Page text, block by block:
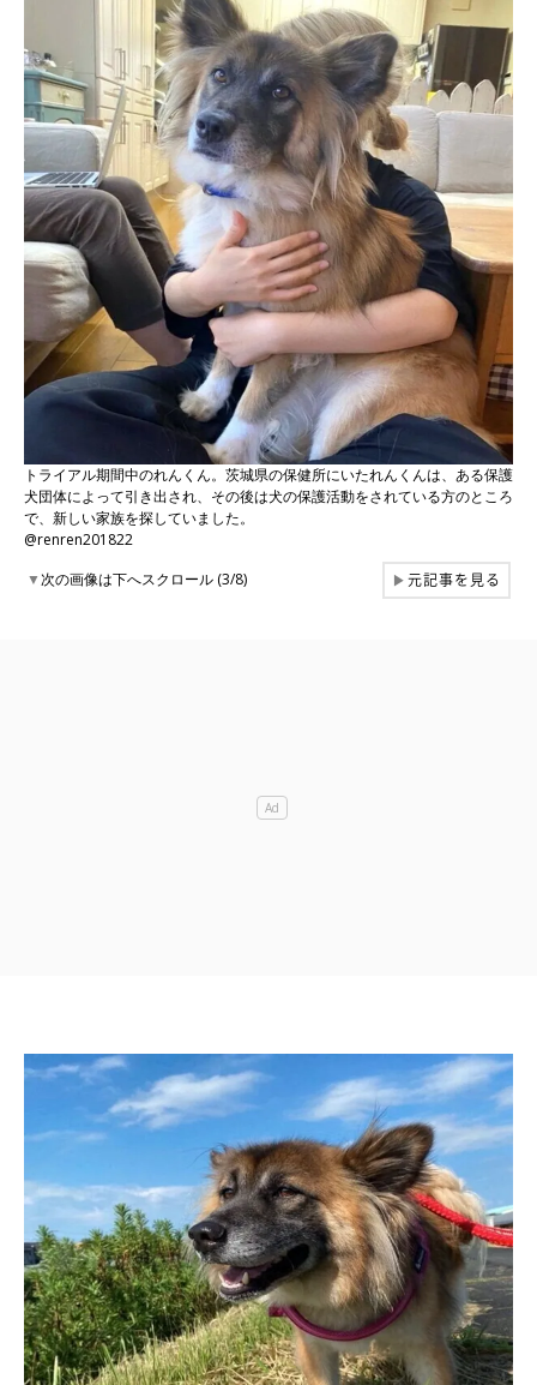
トライアル期間中のれんくん。茨城県の保健所にいたれんくんは、ある保護
犬団体によって引き出され、その後は犬の保護活動をされている方のところ
で、新しい家族を探していました。
@renren201822
▼次の画像は下へスクロール (3/8) ▶元記事を見る